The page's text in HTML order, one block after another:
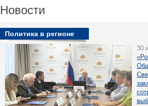
Новости
Политика в регионе
30